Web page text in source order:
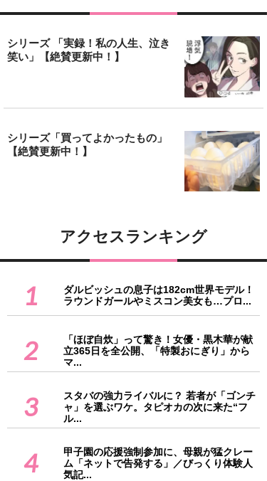
シリーズ 「実録！私の人生、泣き
笑い」【絶賛更新中！】
シリーズ「買ってよかったもの」
【絶賛更新中！】
アクセスランキング
1
ダルビッシュの息子は182cm世界モデル！
ラウンドガールやミスコン美女も…プロ...
2
「ほぼ自炊」って驚き！女優・黒木華が献
立365日を全公開、「特製おにぎり」から
マ...
3
スタバの強力ライバルに？ 若者が「ゴンチ
ャ」を選ぶワケ。タピオカの次に来た“フ
ル...
4
甲子園の応援強制参加に、母親が猛クレー
ム「ネットで告発する」／びっくり体験人
気記...